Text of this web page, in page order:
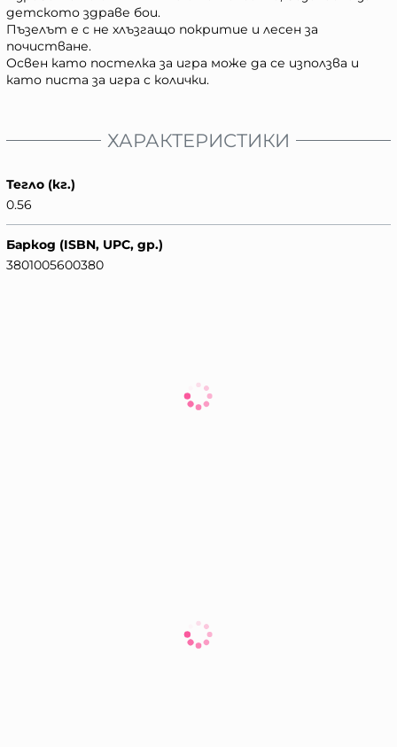
детското здраве бои.
Пъзелът е с не хлъзгащо покритие и лесен за
почистване.
Освен като постелка за игра може да се използва и
като писта за игра с колички.
ХАРАКТЕРИСТИКИ
Тегло (кг.)
0.56
Баркод (ISBN, UPC, др.)
3801005600380